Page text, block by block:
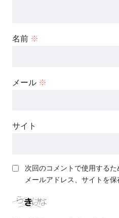
名前 ※
メール ※
サイト
次回のコメントで使用するた
メールアドレス、サイトを保